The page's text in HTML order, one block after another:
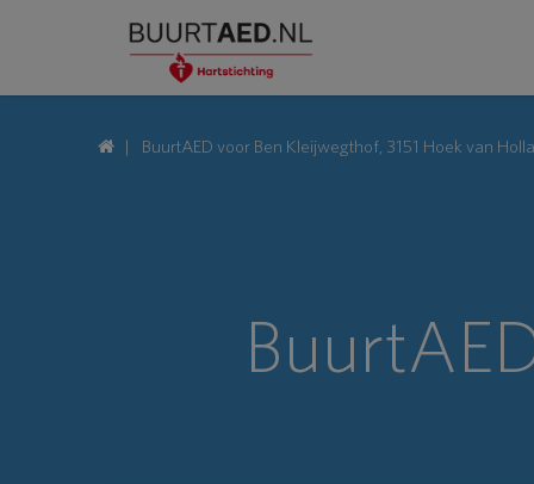
BuurtAED voor Ben Kleijwegthof, 3151 Hoek van